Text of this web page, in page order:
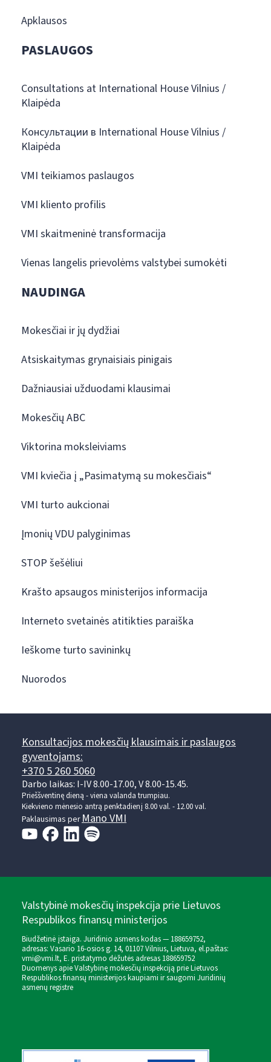
Apklausos
PASLAUGOS
Consultations at International House Vilnius /
Klaipėda
Консультации в International House Vilnius /
Klaipėda
VMI teikiamos paslaugos
VMI kliento profilis
VMI skaitmeninė transformacija
Vienas langelis prievolėms valstybei sumokėti
NAUDINGA
Mokesčiai ir jų dydžiai
Atsiskaitymas grynaisiais pinigais
Dažniausiai užduodami klausimai
Mokesčių ABC
Viktorina moksleiviams
VMI kviečia į „Pasimatymą su mokesčiais“
VMI turto aukcionai
Įmonių VDU palyginimas
STOP šešėliui
Krašto apsaugos ministerijos informacija
Interneto svetainės atitikties paraiška
Ieškome turto savininkų
Nuorodos
Konsultacijos mokesčių klausimais ir paslaugos
gyventojams:
+370 5 260 5060
Darbo laikas: I-IV 8.00-17.00, V 8.00-15.45.
Prieššventinę dieną - viena valanda trumpiau.
Kiekvieno mėnesio antrą penktadienį 8.00 val. - 12.00 val.
Paklausimas perMano VMI
Valstybinė mokesčių inspekcija prie Lietuvos
Respublikos finansų ministerijos
Biudžetinė įstaiga. Juridinio asmens kodas — 188659752,
adresas: Vasario 16-osios g. 14, 01107 Vilnius, Lietuva, el.paštas:
vmi@vmi.lt, E. pristatymo dėžutės adresas 188659752
Duomenys apie Valstybinę mokesčių inspekciją prie Lietuvos
Respublikos finansų ministerijos kaupiami ir saugomi Juridinių
asmenų registre